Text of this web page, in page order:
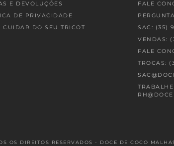
E DEVOLUÇÕES
DE PRIVACIDADE
CUIDAR DO SEU TRICOT
FALE
SAC: (35)
VENDAS:
FALE
TROCAS:
OS DIREITOS RESERVADOS - DOCE DE COCO